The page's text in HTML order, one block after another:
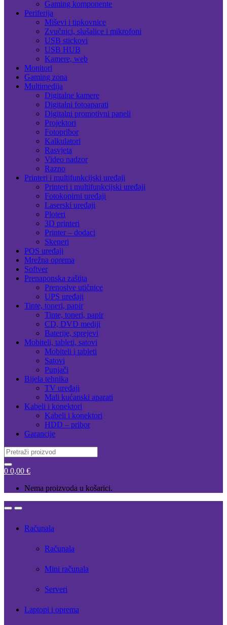
Gaming komponente
Periferija
Miševi i tipkovnice
Zvučnici, slušalice i mikrofoni
USB stickovi
USB HUB
Kamere, web
Monitori
Gaming zona
Multimedija
Digitalne kamere
Digitalni fotoaparati
Digitalni promotivni paneli
Projektori
Fotopribor
Kalkulatori
Rasvjeta
Video nadzor
Razno
Printeri i multifunkcijski uređaji
Printeri i multifunkcijski uređaji
Fotokopirni uređaji
Laserski uređaji
Ploteri
3D printeri
Printer – dodaci
Skeneri
POS uređaji
Mrežna oprema
Softver
Prenaponska zaštita
Prenosive utičnice
UPS uređaji
Tinte, toneri, papir
Tinte, toneri, papir
CD, DVD mediji
Baterije, sprejevi
Mobiteli, tableti, satovi
Mobiteli i tableti
Satovi
Punjači
Bijela tehnika
TV uređaji
Mali kućanski aparati
Kabeli i konektori
Kabeli i konektori
HDD – pribor
Garancije
Search
for:
0 0,00 €
Nema proizvoda u košarici.
OpenClose
Računala
Računala
Mini računala
Serveri
Laptopi i oprema